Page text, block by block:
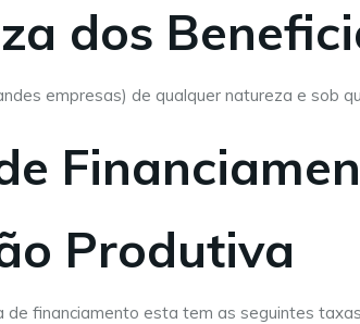
dos
empresas) de qualquer natureza e sob
Produtiva
de financiamento esta tem as seguintes